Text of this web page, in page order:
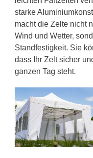
starke
macht die Zelte nicht
Wind und Wetter,
Standfestigkeit. Sie
dass Ihr Zelt sicher
ganzen Tag steht.